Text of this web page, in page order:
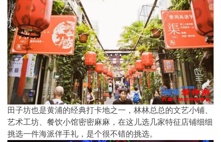
田子坊也是黄浦的经典打卡地之一，林林总总的文艺小铺、
艺术工坊、餐饮小馆密密麻麻，在这儿选几家特征店铺细细
挑选一件海派伴手礼，是个很不错的挑选。